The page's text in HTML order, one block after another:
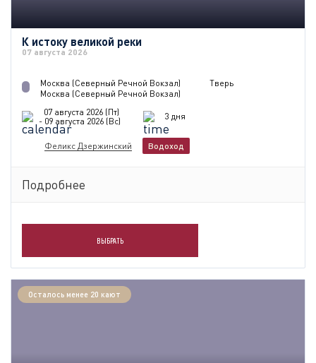
К истоку великой реки
07 августа 2026
Москва (Северный Речной Вокзал)
Тверь
Москва (Северный Речной Вокзал)
07 августа 2026 (Пт)
- 09 августа 2026 (Вс)
3 дня
Феликс Дзержинский Водоход
Подробнее
ВЫБРАТЬ
Осталось менее 20 кают